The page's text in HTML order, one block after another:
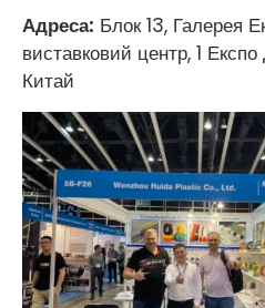
Адреса: Блок 13, Галерея
виставковий центр, 1
Китай